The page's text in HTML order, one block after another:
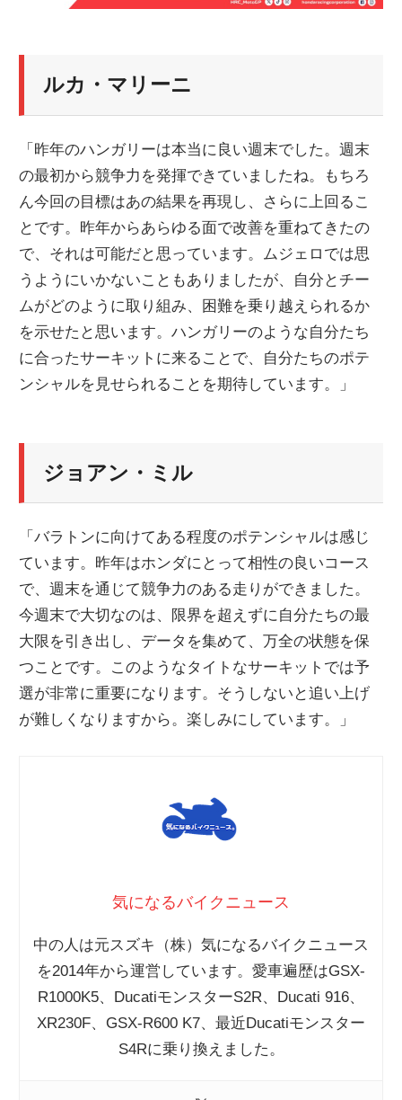
ルカ・マリーニ
「昨年のハンガリーは本当に良い週末でした。週末
の最初から競争力を発揮できていましたね。もちろ
ん今回の目標はあの結果を再現し、さらに上回るこ
とです。昨年からあらゆる面で改善を重ねてきたの
で、それは可能だと思っています。ムジェロでは思
うようにいかないこともありましたが、自分とチー
ムがどのように取り組み、困難を乗り越えられるか
を示せたと思います。ハンガリーのような自分たち
に合ったサーキットに来ることで、自分たちのポテ
ンシャルを見せられることを期待しています。」
ジョアン・ミル
「バラトンに向けてある程度のポテンシャルは感じ
ています。昨年はホンダにとって相性の良いコース
で、週末を通じて競争力のある走りができました。
今週末で大切なのは、限界を超えずに自分たちの最
大限を引き出し、データを集めて、万全の状態を保
つことです。このようなタイトなサーキットでは予
選が非常に重要になります。そうしないと追い上げ
が難しくなりますから。楽しみにしています。」
気になるバイクニュース
中の人は元スズキ（株）気になるバイクニュース
を2014年から運営しています。愛車遍歴はGSX-
R1000K5、DucatiモンスターS2R、Ducati 916、
XR230F、GSX-R600 K7、最近Ducatiモンスター
S4Rに乗り換えました。